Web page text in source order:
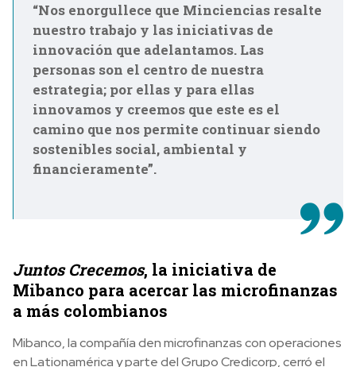
“Nos enorgullece que Minciencias resalte
nuestro trabajo y las iniciativas de
innovación que adelantamos. Las
personas son el centro de nuestra
estrategia; por ellas y para ellas
innovamos y creemos que este es el
camino que nos permite continuar siendo
sostenibles social, ambiental y
financieramente”.
Juntos Crecemos, la iniciativa de
Mibanco para acercar las microfinanzas
a más colombianos
Mibanco, la compañía den microfinanzas con operaciones
en Lationamérica y parte del Grupo Credicorp, cerró el